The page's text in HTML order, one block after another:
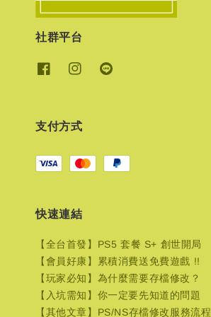
社群平台
支付方式
快速連結
【全台首發】PS5 套餐 S+ 創世開局
【會員好康】累積消費送免費遊戲 !!
【玩家必知】為什麼需要存檔修改？
【入坑需知】你一定要先知道的問題
【其他文章】PS/NS存檔修改服務流程